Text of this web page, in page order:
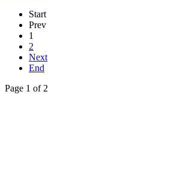
Start
Prev
1
2
Next
End
Page 1 of 2